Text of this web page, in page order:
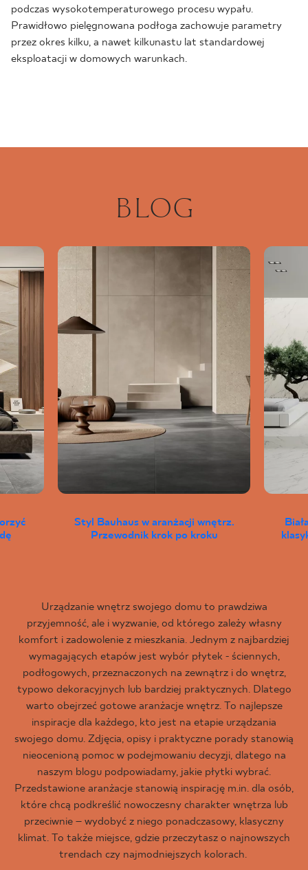
podczas wysokotemperaturowego procesu wypału.
Prawidłowo pielęgnowana podłoga zachowuje parametry
przez okres kilku, a nawet kilkunastu lat standardowej
eksploatacji w domowych warunkach.
BLOG
Styl Bauhaus w aranżacji wnętrz.
Przewodnik krok po kroku
Urządzanie wnętrz swojego domu to prawdziwa
przyjemność, ale i wyzwanie, od którego zależy własny
komfort i zadowolenie z mieszkania. Jednym z najbardziej
wymagających etapów jest wybór płytek - ściennych,
podłogowych, przeznaczonych na zewnątrz i do wnętrz,
typowo dekoracyjnych lub bardziej praktycznych. Dlatego
warto obejrzeć gotowe aranżacje wnętrz. To najlepsze
inspiracje dla każdego, kto jest na etapie urządzania
swojego domu. Zdjęcia, opisy i praktyczne porady stanowią
nieocenioną pomoc w podejmowaniu decyzji, dlatego na
naszym blogu podpowiadamy, jakie płytki wybrać.
Przedstawione aranżacje stanowią inspirację m.in. dla osób,
które chcą podkreślić nowoczesny charakter wnętrza lub
przeciwnie – wydobyć z niego ponadczasowy, klasyczny
klimat. To także miejsce, gdzie przeczytasz o najnowszych
trendach czy najmodniejszych kolorach.